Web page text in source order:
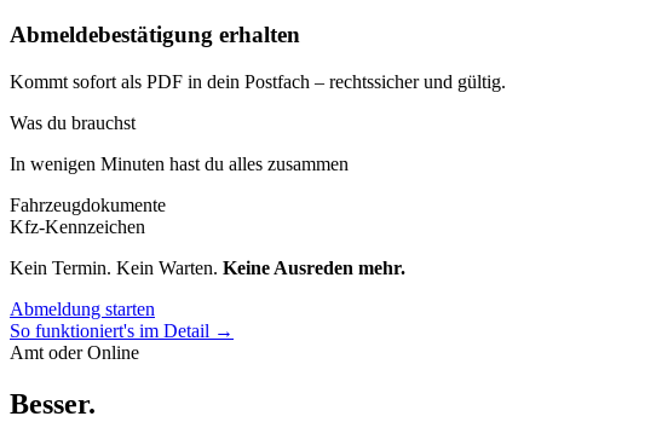
Abmeldebestätigung erhalten
Kommt sofort als PDF in dein Postfach – rechtssicher und gültig.
Was du brauchst
In wenigen Minuten hast du alles zusammen
Fahrzeugdokumente
Kfz-Kennzeichen
Kein Termin. Kein Warten. Keine Ausreden mehr.
Abmeldung starten
So funktioniert's im Detail →
Amt oder Online
Besser.